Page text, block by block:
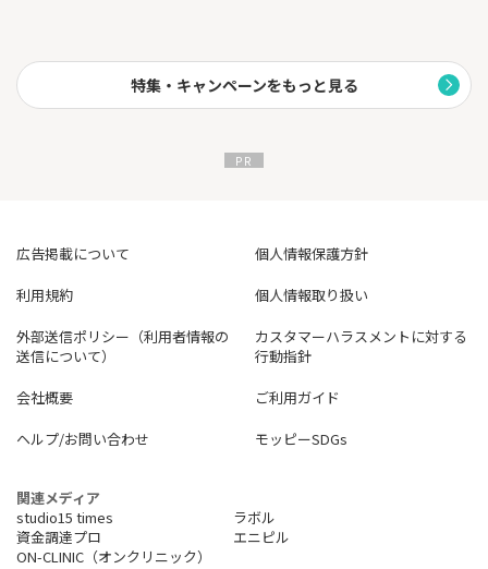
特集・キャンペーンをもっと見る
広告掲載について
個人情報保護方針
利用規約
個人情報取り扱い
外部送信ポリシー（利用者情報の
送信について）
カスタマーハラスメントに対する
行動指針
会社概要
ご利用ガイド
ヘルプ/お問い合わせ
モッピーSDGs
関連メディア
studio15 times
ラボル
資金調達プロ
エニピル
ON-CLINIC（オンクリニック）